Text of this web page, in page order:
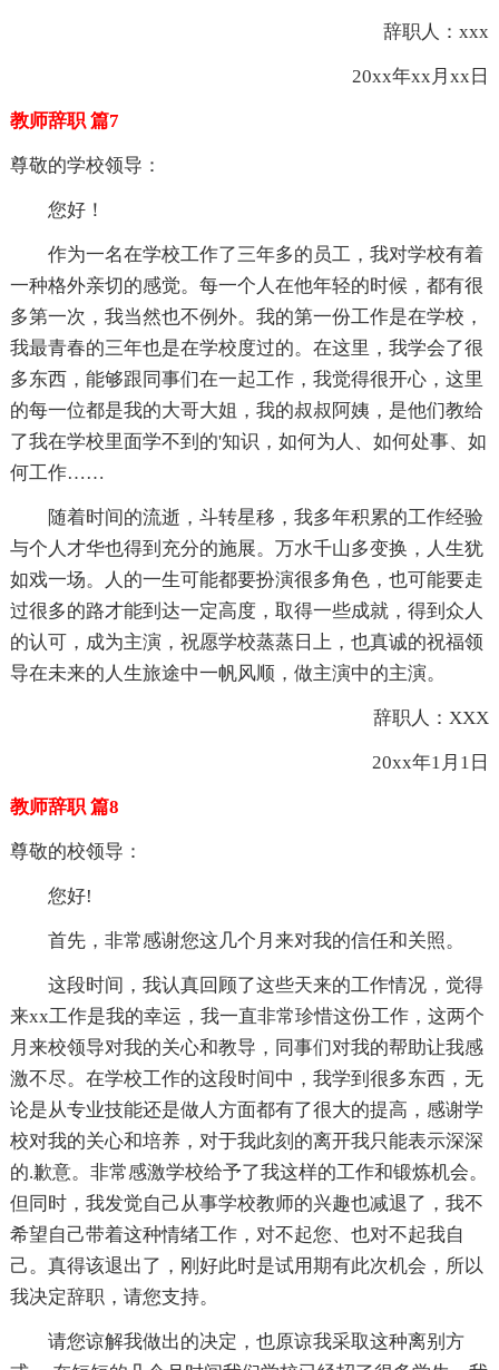
辞职人：xxx
20xx年xx月xx日
教师辞职 篇7
尊敬的学校领导：
您好！
作为一名在学校工作了三年多的员工，我对学校有着
一种格外亲切的感觉。每一个人在他年轻的时候，都有很
多第一次，我当然也不例外。我的第一份工作是在学校，
我最青春的三年也是在学校度过的。在这里，我学会了很
多东西，能够跟同事们在一起工作，我觉得很开心，这里
的每一位都是我的大哥大姐，我的叔叔阿姨，是他们教给
了我在学校里面学不到的'知识，如何为人、如何处事、如
何工作……
随着时间的流逝，斗转星移，我多年积累的工作经验
与个人才华也得到充分的施展。万水千山多变换，人生犹
如戏一场。人的一生可能都要扮演很多角色，也可能要走
过很多的路才能到达一定高度，取得一些成就，得到众人
的认可，成为主演，祝愿学校蒸蒸日上，也真诚的祝福领
导在未来的人生旅途中一帆风顺，做主演中的主演。
辞职人：XXX
20xx年1月1日
教师辞职 篇8
尊敬的校领导：
您好!
首先，非常感谢您这几个月来对我的信任和关照。
这段时间，我认真回顾了这些天来的工作情况，觉得
来xx工作是我的幸运，我一直非常珍惜这份工作，这两个
月来校领导对我的关心和教导，同事们对我的帮助让我感
激不尽。在学校工作的这段时间中，我学到很多东西，无
论是从专业技能还是做人方面都有了很大的提高，感谢学
校对我的关心和培养，对于我此刻的离开我只能表示深深
的.歉意。非常感激学校给予了我这样的工作和锻炼机会。
但同时，我发觉自己从事学校教师的兴趣也减退了，我不
希望自己带着这种情绪工作，对不起您、也对不起我自
己。真得该退出了，刚好此时是试用期有此次机会，所以
我决定辞职，请您支持。
请您谅解我做出的决定，也原谅我采取这种离别方